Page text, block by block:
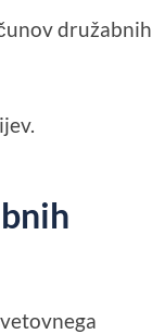
družabnih